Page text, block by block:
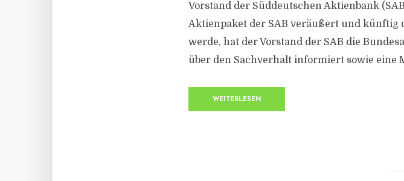
Vorstand der Süddeutschen Aktienbank
Aktienpaket der SAB veräußert und
werde, hat der Vorstand der SAB die
über den Sachverhalt informiert sowie eine
WEITERLESEN